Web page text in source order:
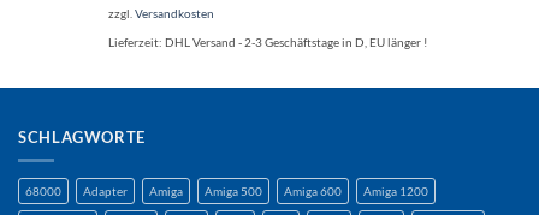
zzgl.Versandkosten
Lieferzeit: DHL Versand - 2-3 Geschäftstage in D, EU länger !
SCHLAGWORTE
68000 Adapter Amiga Amiga 500 Amiga 600 Amiga 1200